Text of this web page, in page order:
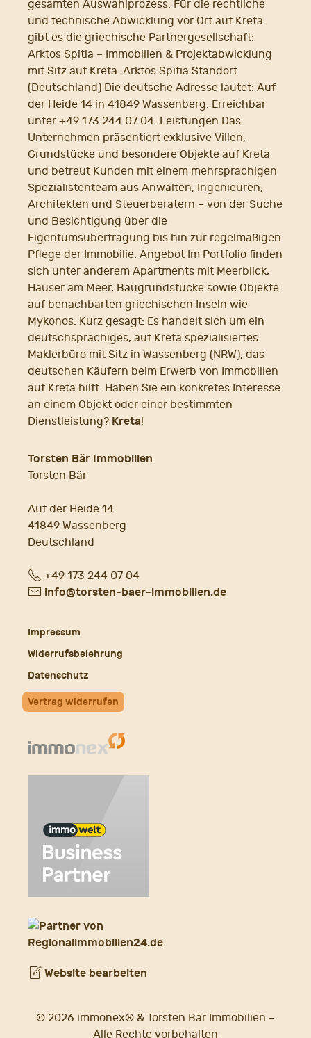
gesamten Auswahlprozess. Für die rechtliche
und technische Abwicklung vor Ort auf Kreta
gibt es die griechische Partnergesellschaft:
Arktos Spitia – Immobilien & Projektabwicklung
mit Sitz auf Kreta. Arktos Spitia Standort
(Deutschland) Die deutsche Adresse lautet: Auf
der Heide 14 in 41849 Wassenberg. Erreichbar
unter +49 173 244 07 04. Leistungen Das
Unternehmen präsentiert exklusive Villen,
Grundstücke und besondere Objekte auf Kreta
und betreut Kunden mit einem mehrsprachigen
Spezialistenteam aus Anwälten, Ingenieuren,
Architekten und Steuerberatern – von der Suche
und Besichtigung über die
Eigentumsübertragung bis hin zur regelmäßigen
Pflege der Immobilie. Angebot Im Portfolio finden
sich unter anderem Apartments mit Meerblick,
Häuser am Meer, Baugrundstücke sowie Objekte
auf benachbarten griechischen Inseln wie
Mykonos. Kurz gesagt: Es handelt sich um ein
deutschsprachiges, auf Kreta spezialisiertes
Maklerbüro mit Sitz in Wassenberg (NRW), das
deutschen Käufern beim Erwerb von Immobilien
auf Kreta hilft. Haben Sie ein konkretes Interesse
an einem Objekt oder einer bestimmten
Dienstleistung? Kreta!
Torsten Bär Immobilien
Torsten Bär
Auf der Heide 14
41849 Wassenberg
Deutschland
Fon+49 173 244 07 04
E- info@torsten-baer-immobilien.de
Impressum
Widerrufsbelehrung
Datenschutz
Vertrag widerrufen
Website bearbeiten
© 2026 immonex® & Torsten Bär Immobilien –
Alle Rechte vorbehalten